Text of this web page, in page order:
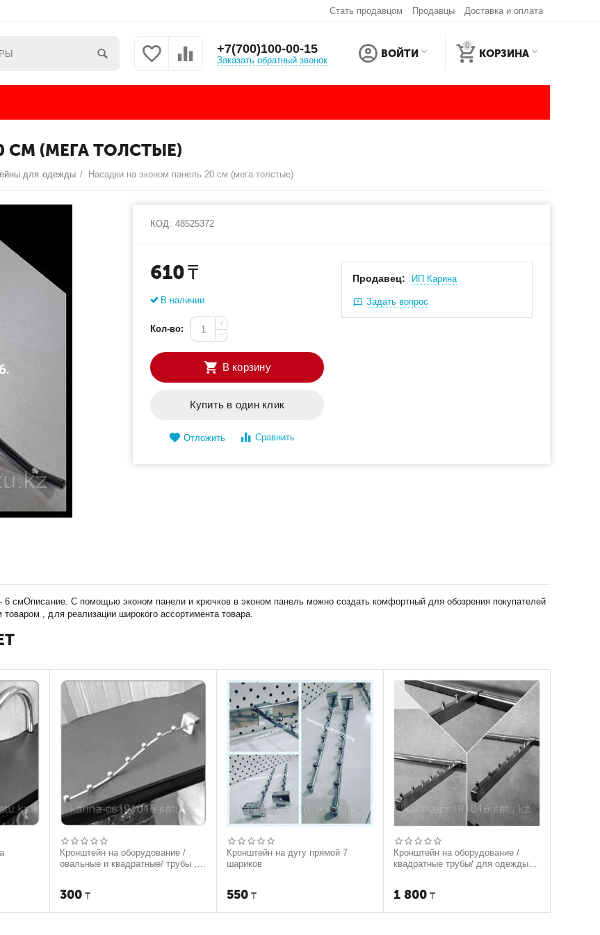
Стать продавцом Продавцы Доставка и оплата
+7(700)100-00-15
Заказать обратный звонок
ВОЙТИ
0
КОРЗИНА
СМ (МЕГА ТОЛСТЫЕ)
для одежды / Насадки на эконом панель 20 см (мега толстые)
КОД: 48525372
610 ₸
В наличии
Кол-во:
+
−
В корзину
Купить в один клик
Отложить Сравнить
Продавец: ИП Карина
Задать вопрос
6 смОписание. С помощью эконом панели и крючков в эконом панель можно создать комфортный для обозрения покупателей
, для реализации широкого ассортимента товара.
Кронштейн на оборудование /
овальные и квадратные/ трубы ,
300 ₸
Кронштейн на дугу прямой 7
шариков
550 ₸
Кронштейн на оборудование /
квадратные трубы/ для одежды
1 800 ₸